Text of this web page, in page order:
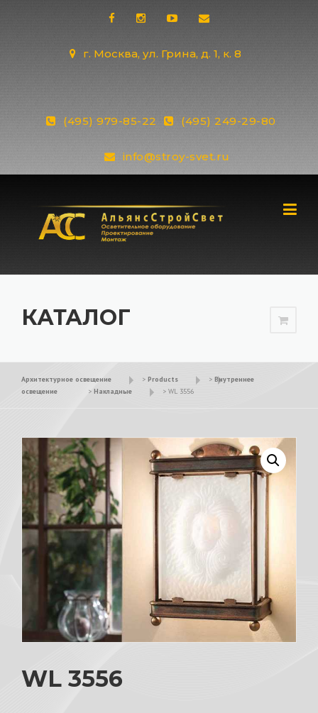
г. Москва, ул. Грина, д. 1, к. 8
(495) 979-85-22 (495) 249-29-80
info@stroy-svet.ru
КАТАЛОГ
Архитектурное освещение > Products > Внутреннее
освещение
> Накладные > WL 3556
WL 3556